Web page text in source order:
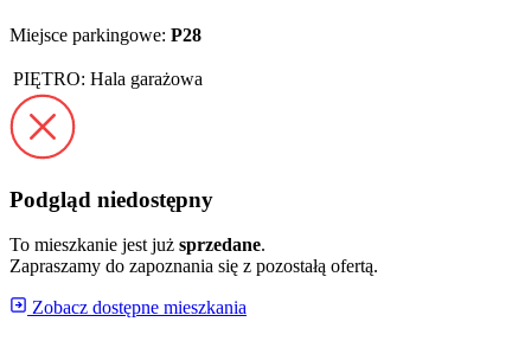
Miejsce parkingowe: P28
PIĘTRO: Hala garażowa
Podgląd niedostępny
To mieszkanie jest już sprzedane.
Zapraszamy do zapoznania się z pozostałą ofertą.
Zobacz dostępne mieszkania